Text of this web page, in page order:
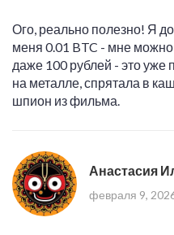
Ого, реально полезно! Я
меня 0.01 BTC - мне можно
даже 100 рублей - это
на металле, спрятала в
шпион из фильма.
Анастасия
февраля 9,